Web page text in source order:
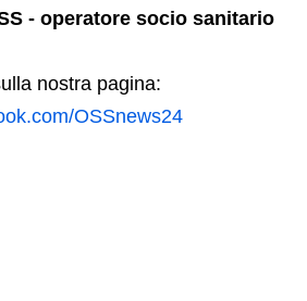
- operatore socio sanitario
nostra pagina:
OSSnews24